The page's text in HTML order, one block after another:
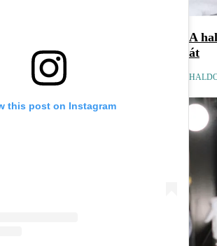
this post on Instagram
A
át